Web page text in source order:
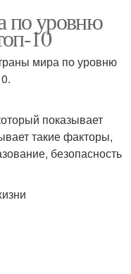
по уровню
10
мира по уровню
показывает
такие факторы,
безопасность